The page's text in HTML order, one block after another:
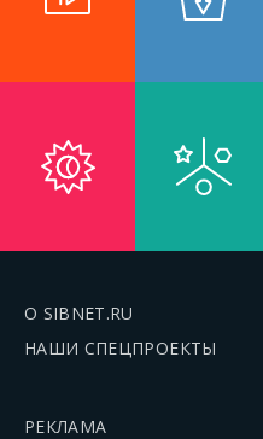
О SIBNET.RU
НАШИ СПЕЦПРОЕКТЫ
РЕКЛАМА